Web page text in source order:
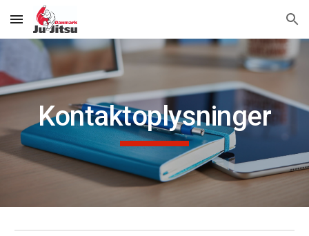
Skip to main content Skip to navigation
Kontaktoplysninger